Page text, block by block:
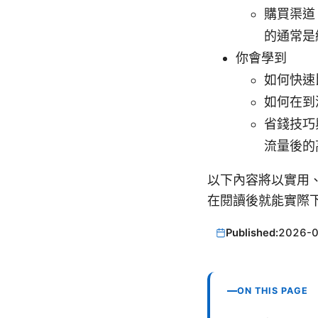
購買渠
的通常
你會學到
如何快
如何在
省錢技
流量後
以下內容將以實用
在閱讀後就能實際
Published:2026-
ON THIS PAGE